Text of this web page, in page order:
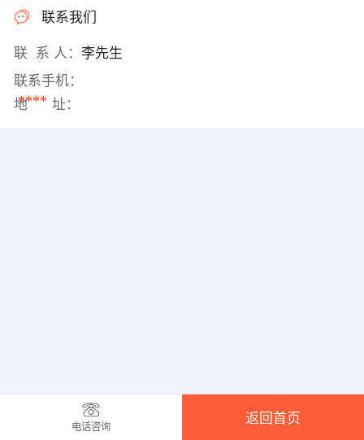
联系我们
联 系 人： 李先生
联系手机：
****
地 址：
电话咨询
返回首页